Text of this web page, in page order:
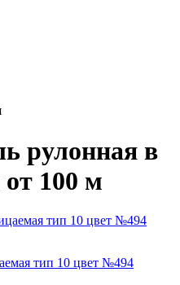
рулонная в
100 м
тип 10 цвет №494